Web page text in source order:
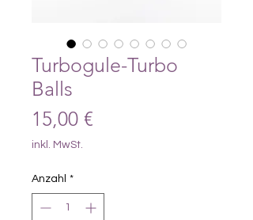
Turbogule-Turbo
Balls
15,00 €
inkl. MwSt.
Anzahl *